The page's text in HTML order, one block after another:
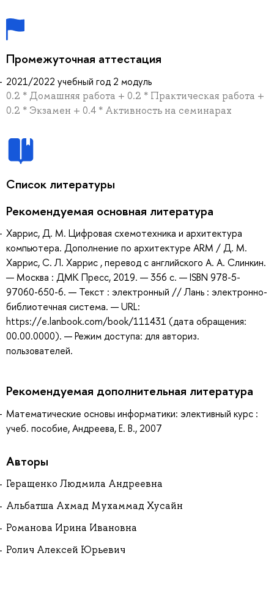
Промежуточная аттестация
2021/2022 учебный год 2 модуль
0.2 * Домашняя работа + 0.2 * Практическая работа +
0.2 * Экзамен + 0.4 * Активность на семинарах
Список литературы
Рекомендуемая основная литература
Харрис, Д. М. Цифровая схемотехника и архитектура
компьютера. Дополнение по архитектуре ARM / Д. М.
Харрис, С. Л. Харрис , перевод с английского А. А. Слинкин.
— Москва : ДМК Пресс, 2019. — 356 с. — ISBN 978-5-
97060-650-6. — Текст : электронный // Лань : электронно-
библиотечная система. — URL:
https://e.lanbook.com/book/111431 (дата обращения:
00.00.0000). — Режим доступа: для авториз.
пользователей.
Рекомендуемая дополнительная литература
Математические основы информатики: элективный курс :
учеб. пособие, Андреева, Е. В., 2007
Авторы
Геращенко Людмила Андреевна
Альбатша Ахмад Мухаммад Хусайн
Романова Ирина Ивановна
Ролич Алексей Юрьевич